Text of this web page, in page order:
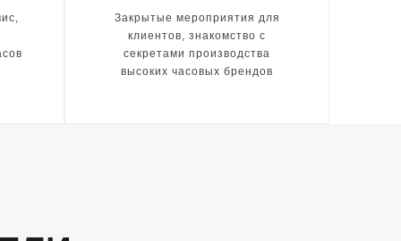
Закрытые мероприятия для
клиентов, знакомство с
секретами производства
высоких часовых брендов